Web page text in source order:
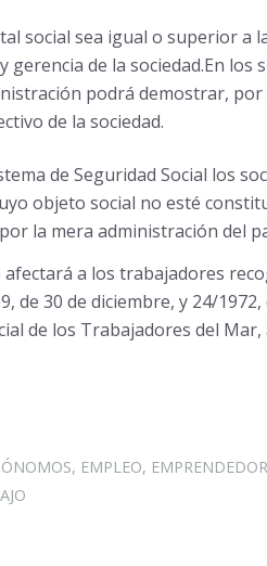
social sea igual o superior a
de la sociedad.En
podrá demostrar,
de la sociedad.
de Seguridad Social los
objeto social no esté
la mera administración del
a los trabajadores
de 30 de diciembre, y 24/
de los Trabajadores del
, EMPLEO,